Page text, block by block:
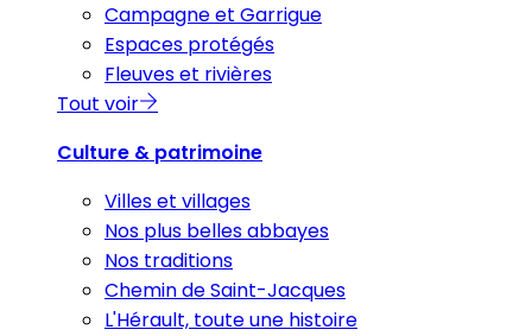
Campagne et Garrigue
Espaces protégés
Fleuves et rivières
Tout voir
Culture & patrimoine
Villes et villages
Nos plus belles abbayes
Nos traditions
Chemin de Saint-Jacques
L'Hérault, toute une histoire